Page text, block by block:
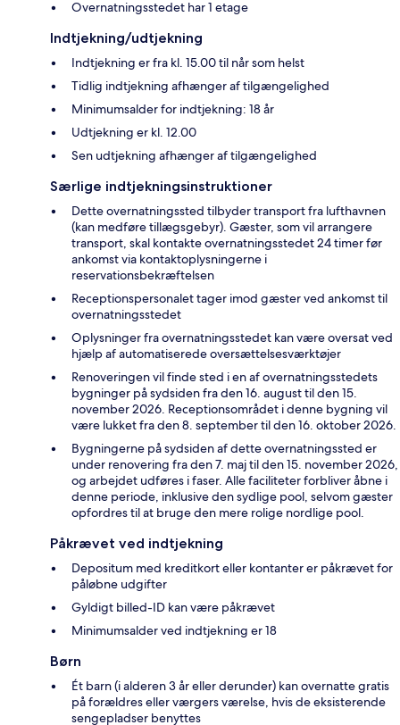
Overnatningsstedet har 1 etage
Indtjekning/udtjekning
Indtjekning er fra kl. 15.00 til når som helst
Tidlig indtjekning afhænger af tilgængelighed
Minimumsalder for indtjekning: 18 år
Udtjekning er kl. 12.00
Sen udtjekning afhænger af tilgængelighed
Særlige indtjekningsinstruktioner
Dette overnatningssted tilbyder transport fra lufthavnen
(kan medføre tillægsgebyr). Gæster, som vil arrangere
transport, skal kontakte overnatningsstedet 24 timer før
ankomst via kontaktoplysningerne i
reservationsbekræftelsen
Receptionspersonalet tager imod gæster ved ankomst til
overnatningsstedet
Oplysninger fra overnatningsstedet kan være oversat ved
hjælp af automatiserede oversættelsesværktøjer
Renoveringen vil finde sted i en af overnatningsstedets
bygninger på sydsiden fra den 16. august til den 15.
november 2026. Receptionsområdet i denne bygning vil
være lukket fra den 8. september til den 16. oktober 2026.
Bygningerne på sydsiden af dette overnatningssted er
under renovering fra den 7. maj til den 15. november 2026,
og arbejdet udføres i faser. Alle faciliteter forbliver åbne i
denne periode, inklusive den sydlige pool, selvom gæster
opfordres til at bruge den mere rolige nordlige pool.
Påkrævet ved indtjekning
Depositum med kreditkort eller kontanter er påkrævet for
påløbne udgifter
Gyldigt billed-ID kan være påkrævet
Minimumsalder ved indtjekning er 18
Børn
Ét barn (i alderen 3 år eller derunder) kan overnatte gratis
på forældres eller værgers værelse, hvis de eksisterende
sengepladser benyttes